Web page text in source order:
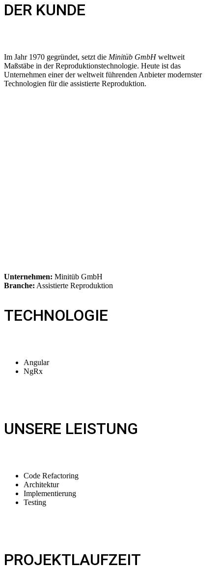
DER KUNDE
Im Jahr 1970 gegründet, setzt die Minitüb GmbHweltweit
Maßstäbe in der Reproduktionstechnologie. Heute ist das
Unternehmen einer der weltweit führenden Anbieter modernster
Technologien für die assistierte Reproduktion.
Unternehmen: Minitüb GmbH
Branche: Assistierte Reproduktion
TECHNOLOGIE
Angular
NgRx
UNSERE LEISTUNG
Code Refactoring
Architektur
Implementierung
Testing
PROJEKTLAUFZEIT